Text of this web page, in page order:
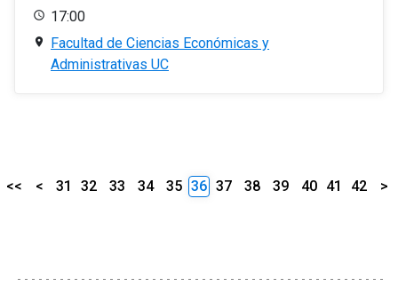
17:00
Facultad de Ciencias Económicas y
Administrativas UC
<< < 31 32 33 34 35 36 37 38 39 40 41 42 >